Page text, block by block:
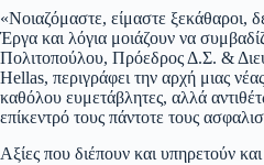
«Νοιαζόμαστε, είμαστε ξεκάθαροι,
Έργα και λόγια μοιάζουν να
Πολιτοπούλου, Πρόεδρος Δ.Σ. &
Hellas, περιγράφει την αρχή μιας
καθόλου ευμετάβλητες, αλλά
επίκεντρό τους πάντοτε τους
Αξίες που διέπουν και υπηρετούν